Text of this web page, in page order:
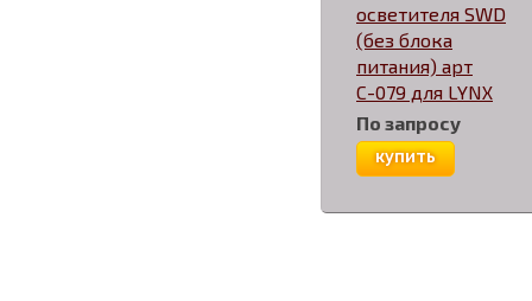
осветителя SWD
(без блока
питания) арт
С-079 для LYNX
По запросу
купить